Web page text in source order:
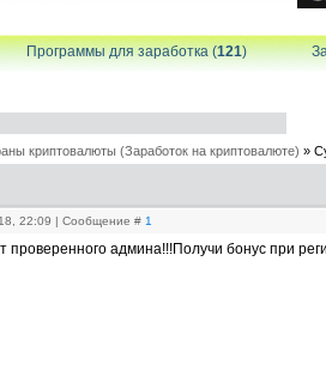
Программы для заработка (121)
криптовалюты (Заработок на криптовалюте) »
22:09 | Сообщение # 1
проверенного админа!!!Получи бонус при